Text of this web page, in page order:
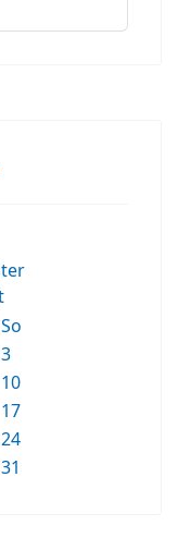
So
3
10
17
24
31